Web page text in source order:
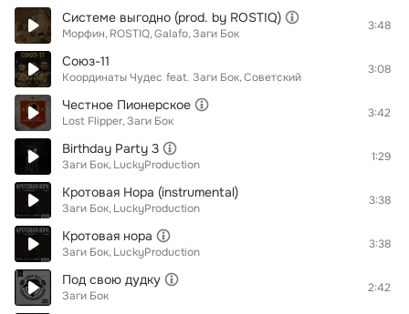
Системе выгодно (prod. by ROSTIQ)
Морфин ROSTIQ Galafo Заги Бок
3:48
Союз-11
Координаты Чудес feat. Заги Бок Советский
3:08
Честное Пионерское
Lost Flipper Заги Бок
3:42
Birthday Party 3
Заги Бок LuckyProduction
1:29
Кротовая Нора (instrumental)
Заги Бок LuckyProduction
3:38
Кротовая нора
Заги Бок LuckyProduction
3:38
Под свою дудку
Заги Бок
2:42